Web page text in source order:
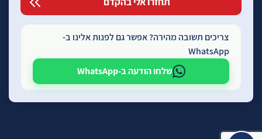
צריכים תשובה מהירה? אפשר גם לפנות אלינו ב-
WhatsApp
שלחו הודעה ב-WhatsApp